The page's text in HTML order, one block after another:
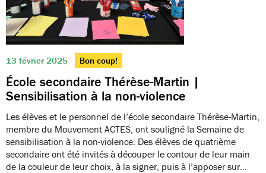
13 février 2025 Bon coup!
École secondaire Thérèse-Martin |
Sensibilisation à la non-violence
Les élèves et le personnel de l’école secondaire Thérèse-Martin,
membre du Mouvement ACTES, ont souligné la Semaine de
sensibilisation à la non-violence. Des élèves de quatrième
secondaire ont été invités à découper le contour de leur main
de la couleur de leur choix, à la signer, puis à l’apposer sur…